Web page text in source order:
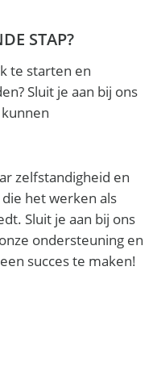
STAP?
te starten en
Sluit je aan bij ons
zelfstandigheid en
het werken als
Sluit je aan bij ons
ondersteuning en
succes te maken!